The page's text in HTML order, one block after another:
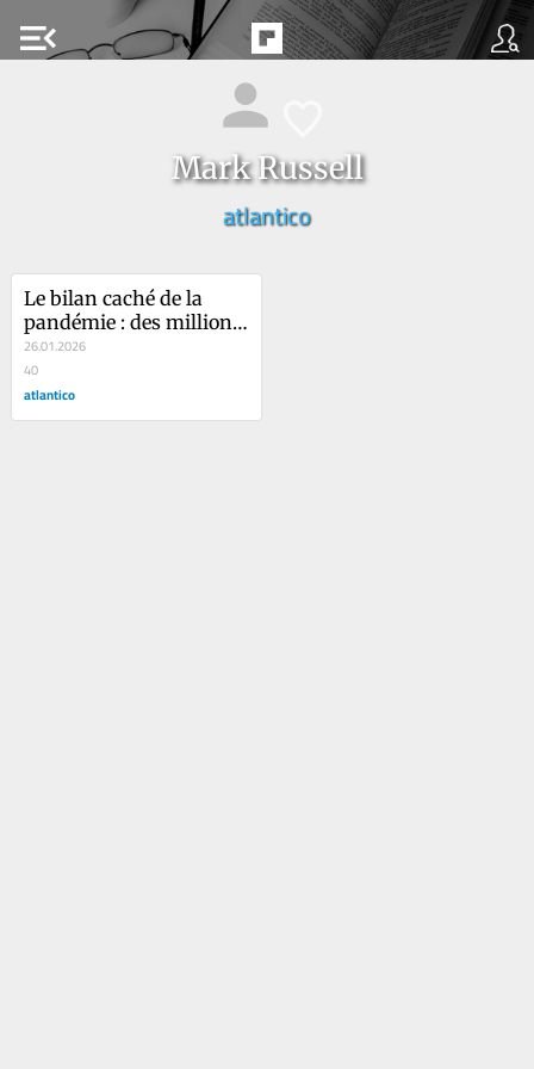
menu_open
Mark Russell
atlantico
Le bilan caché de la
pandémie : des millions
de maladies chroniques
non diagnostiquées
26.01.2026
40
atlantico